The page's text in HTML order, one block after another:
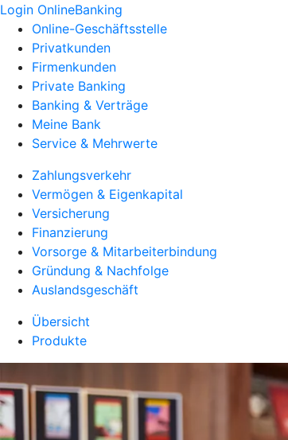
Login OnlineBanking
Online-Geschäftsstelle
Privatkunden
Firmenkunden
Private Banking
Banking & Verträge
Meine Bank
Service & Mehrwerte
Zahlungsverkehr
Vermögen & Eigenkapital
Versicherung
Finanzierung
Vorsorge & Mitarbeiterbindung
Gründung & Nachfolge
Auslandsgeschäft
Übersicht
Produkte